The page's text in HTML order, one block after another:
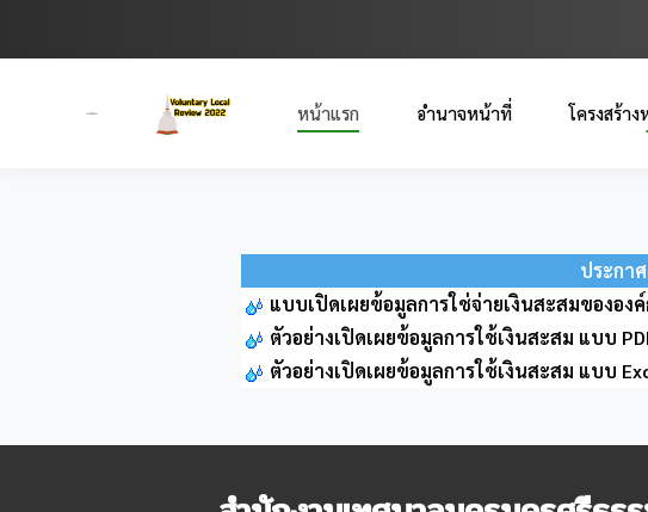
หน้าแรก อำนาจหน้าที่ โครงสร้า
ประกา
แบบเปิดเผยข้อมูลการใช่จ่ายเงินสะสมของอ
ตัวอย่างเปิดเผยข้อมูลการใช้เงินสะสม แบบ
ตัวอย่างเปิดเผยข้อมูลการใช้เงินสะสม แบบ